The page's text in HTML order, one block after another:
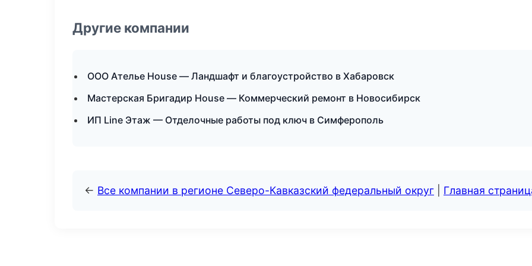
Другие компании
ООО Ателье House — Ландшафт и благоустройство в Хабаровск
Мастерская Бригадир House — Коммерческий ремонт в Новосибирск
ИП Line Этаж — Отделочные работы под ключ в Симферополь
← Все компании в регионе Северо-Кавказский федеральный округ Главная